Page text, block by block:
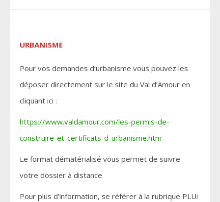
URBANISME
Pour vos demandes d’urbanisme vous pouvez les
déposer directement sur le site du Val d’Amour en
cliquant ici :
https://www.valdamour.com/les-permis-de-
construire-et-certificats-d-urbanisme.htm
Le format dématérialisé vous permet de suivre
votre dossier à distance
Pour plus d’information, se référer à la rubrique PLUi